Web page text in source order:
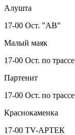
Алушта
17-00 Ост. "АВ"
Малый маяк
17-00 Ост. по трассе
Партенит
17-00 Ост. по трассе
Краснокаменка
17-00 TV-АРТЕК